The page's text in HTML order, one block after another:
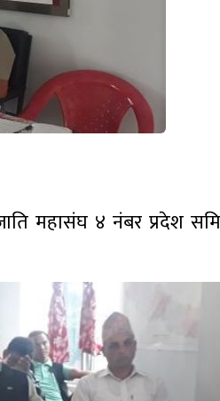
महासंघ ४ नंबर प्रदेश